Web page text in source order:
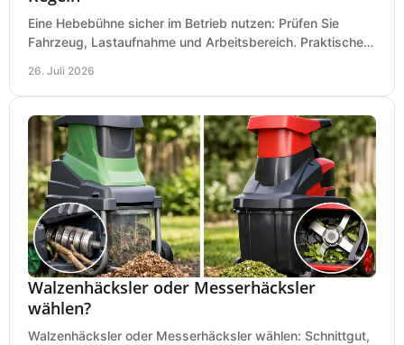
Eine Hebebühne sicher im Betrieb nutzen: Prüfen Sie
Fahrzeug, Lastaufnahme und Arbeitsbereich. Praktische
26. Juli 2026
Walzenhäcksler oder Messerhäcksler
wählen?
Walzenhäcksler oder Messerhäcksler wählen: Schnittgut,